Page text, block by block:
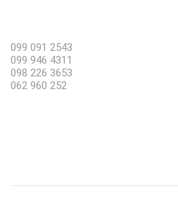
099 091 2543
099 946 4311
098 226 3653
062 960 252